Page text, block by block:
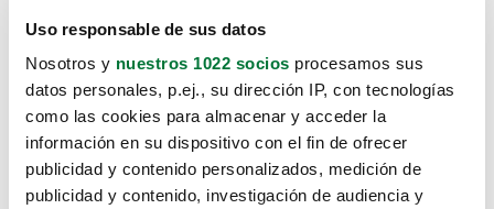
Uso responsable de sus datos
Nosotros y nuestros 1022 socios procesamos sus
datos personales, p.ej., su dirección IP, con tecnologías
como las cookies para almacenar y acceder la
información en su dispositivo con el fin de ofrecer
publicidad y contenido personalizados, medición de
publicidad y contenido, investigación de audiencia y